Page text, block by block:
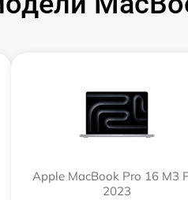
Apple MacBook Pro 16 M3
2023